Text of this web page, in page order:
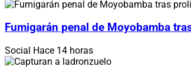
Fumigarán penal de Moyobamba
Social Hace 14 horas